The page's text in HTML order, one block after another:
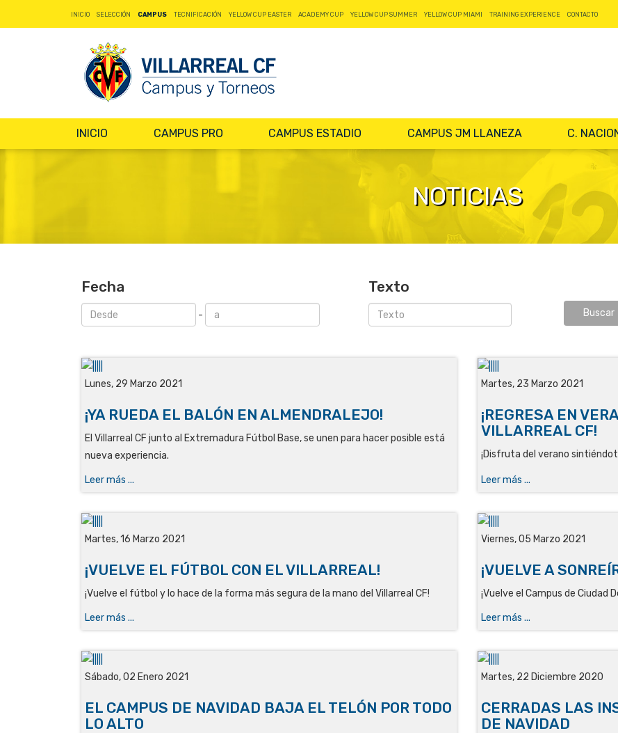
INICIO SELECCIÓN CAMPUS TECNIFICACIÓN YELLOW CUP EASTER ACADEMY CUP YELLOW CUP SUMMER YELLOW CUP MIAMI TRAINING EXPERIENCE CONTACTO
INICIO CAMPUS PRO CAMPUS ESTADIO CAMPUS JM LLANEZA C.
NOTICIAS
Fecha
-
Texto
Lunes, 29 Marzo 2021
¡YA RUEDA EL BALÓN EN ALMENDRALEJO!
El Villarreal CF junto al Extremadura Fútbol Base, se unen para hacer posible está
nueva experiencia.
Leer más ...
Martes, 23 Marzo 2021
¡REGRESA EN
VILLARREAL CF!
¡Disfruta del verano
Leer más ...
Martes, 16 Marzo 2021
¡VUELVE EL FÚTBOL CON EL VILLARREAL!
¡Vuelve el fútbol y lo hace de la forma más segura de la mano del Villarreal CF!
Leer más ...
Viernes, 05 Marzo 2021
¡VUELVE A
¡Vuelve el Campus de Ciudad
Leer más ...
Sábado, 02 Enero 2021
EL CAMPUS DE NAVIDAD BAJA EL TELÓN POR TODO
LO ALTO
Martes, 22 Diciembre 2020
CERRADAS LAS
DE NAVIDAD